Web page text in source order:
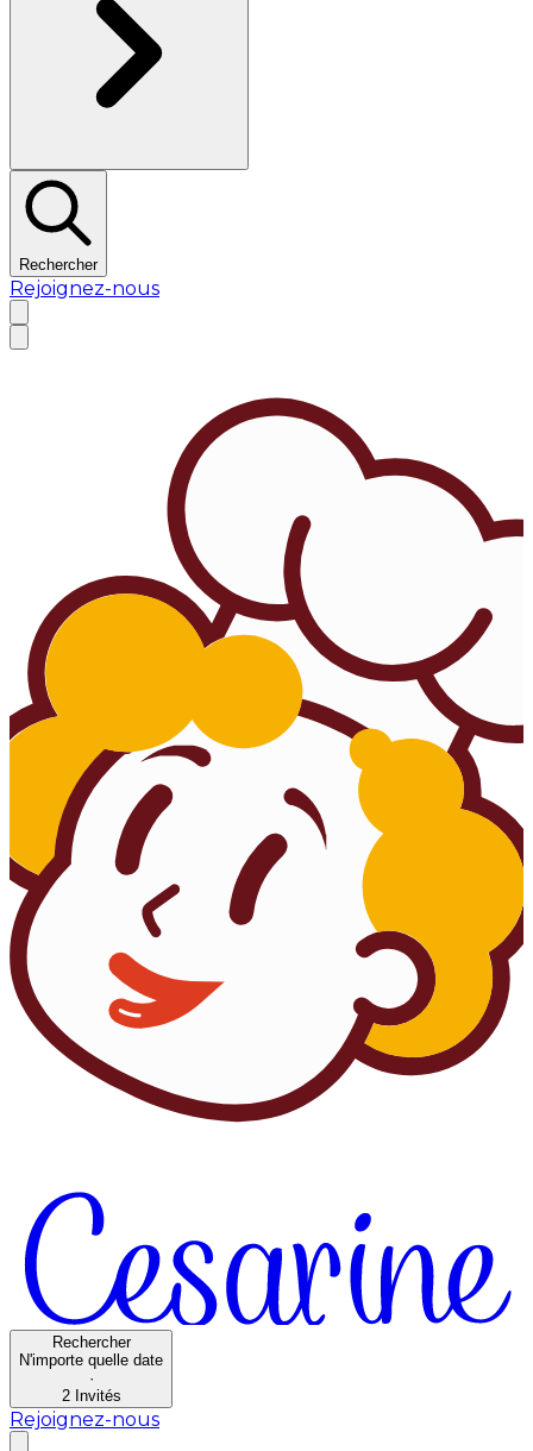
Rechercher
Rejoignez-nous
Rechercher
N'importe quelle date
·
2 Invités
Rejoignez-nous